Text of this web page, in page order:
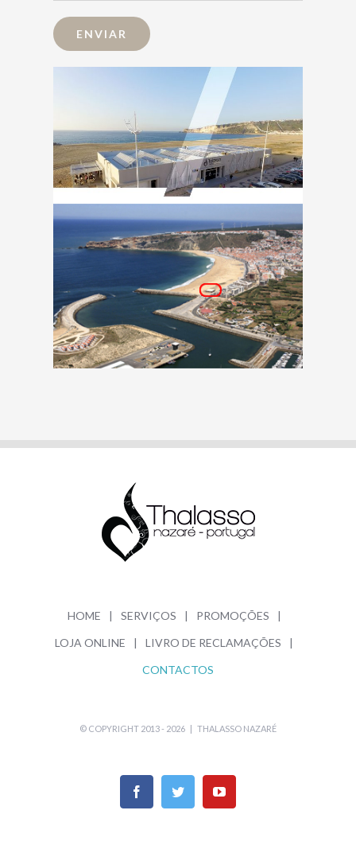
HOME SERVIÇOS
PROMOÇÕES
LOJA ONLINE
LIVRO DE RECLAMAÇÕES
CONTACTOS
© COPYRIGHT 2013 - 2026 | THALASSO NAZARÉ